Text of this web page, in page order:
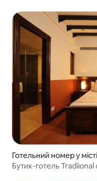
Готельний номер у
Бутик-готель